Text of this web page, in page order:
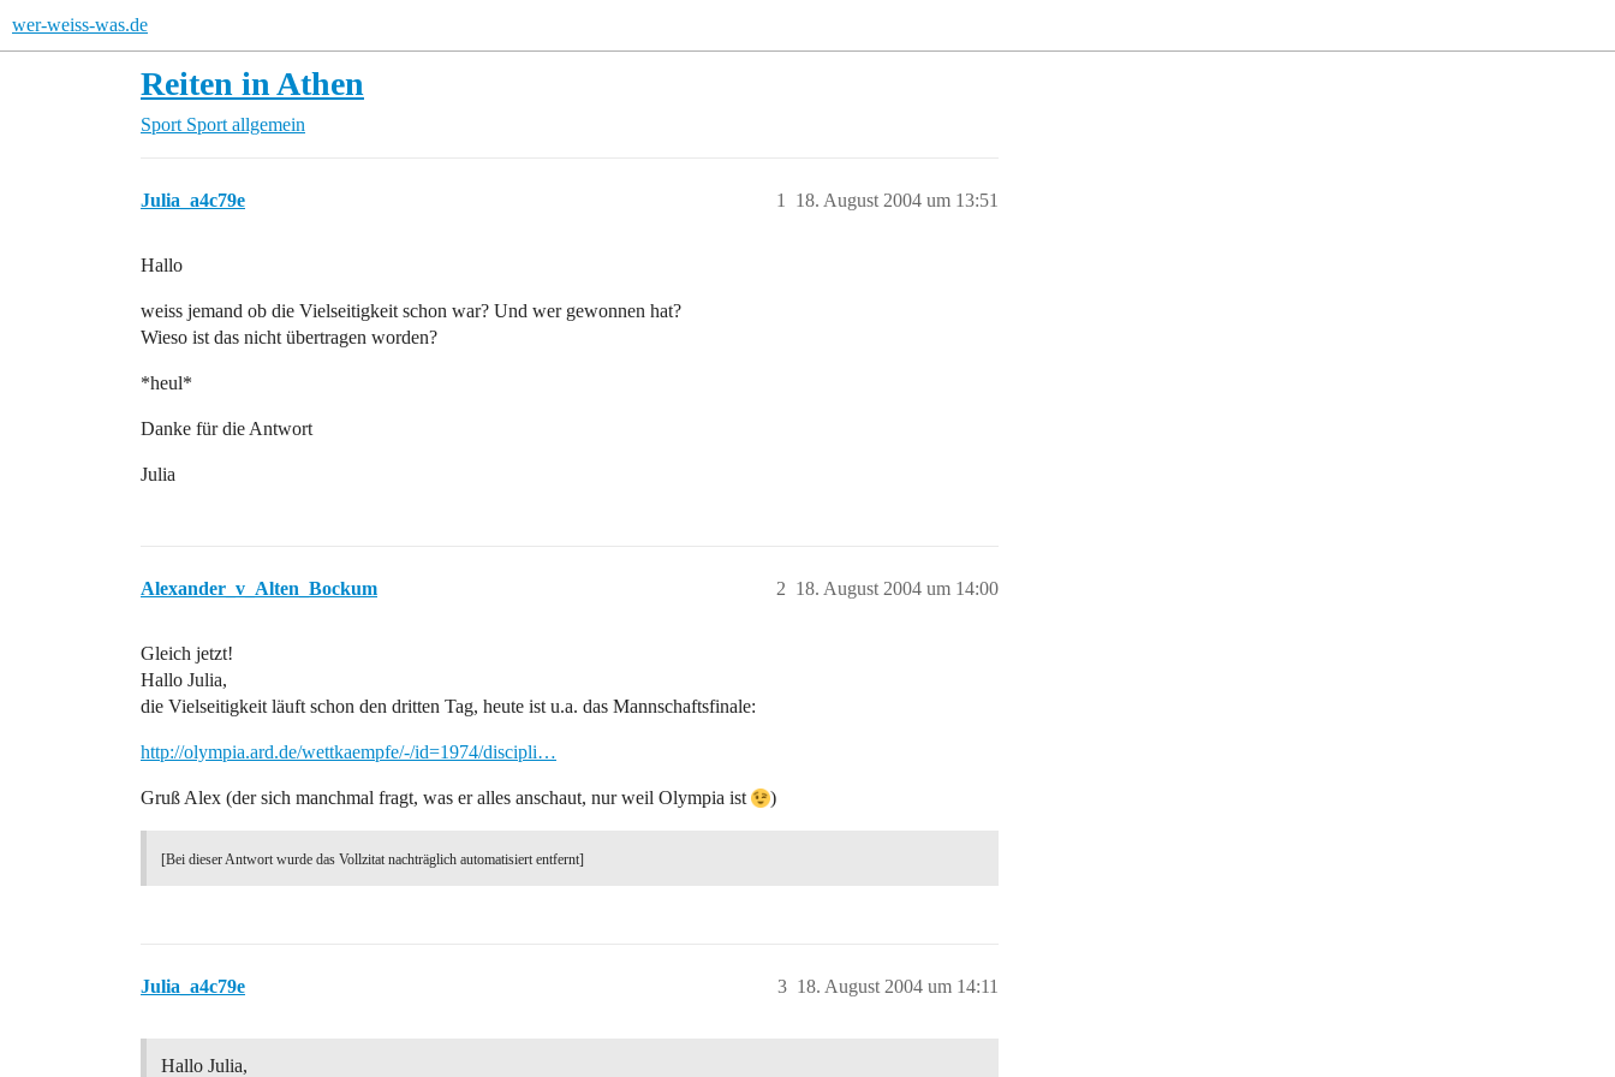
wer-weiss-was.de
Reiten in Athen
Sport Sport allgemein
Julia_a4c79e 18. August 2004 um 13:51
1
Hallo
weiss jemand ob die Vielseitigkeit schon war? Und wer gewonnen hat?
Wieso ist das nicht übertragen worden?
*heul*
Danke für die Antwort
Julia
Alexander_v_Alten_Bockum 18. August 2004 um 14:00
2
Gleich jetzt!
Hallo Julia,
die Vielseitigkeit läuft schon den dritten Tag, heute ist u.a. das Mannschaftsfinale:
http://olympia.ard.de/wettkaempfe/-/id=1974/discipli…
Gruß Alex (der sich manchmal fragt, was er alles anschaut, nur weil Olympia ist )
[Bei dieser Antwort wurde das Vollzitat nachträglich automatisiert entfernt]
Julia_a4c79e 18. August 2004 um 14:11
3
Hallo Julia,